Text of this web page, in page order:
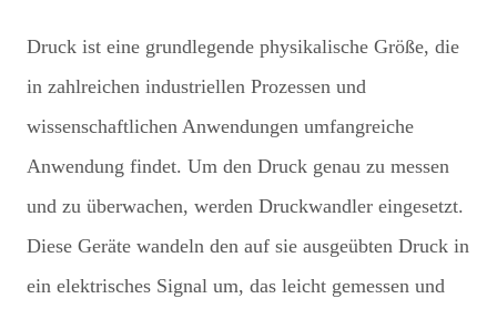
Druck ist eine grundlegende physikalische Größe, die
in zahlreichen industriellen Prozessen und
wissenschaftlichen Anwendungen umfangreiche
Anwendung findet. Um den Druck genau zu messen
und zu überwachen, werden Druckwandler eingesetzt.
Diese Geräte wandeln den auf sie ausgeübten Druck in
ein elektrisches Signal um, das leicht gemessen und